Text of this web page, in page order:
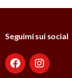
Seguimi sui social